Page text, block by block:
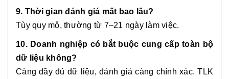
9. Thời gian đánh giá mất bao lâu?
Tùy quy mô, thường từ 7–21 ngày làm việc.
10. Doanh nghiệp có bắt buộc cung cấp toàn bộ
dữ liệu không?
Càng đầy đủ dữ liệu, đánh giá càng chính xác. TLK